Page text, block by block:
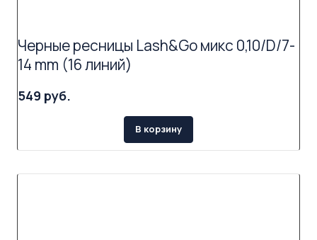
Черные ресницы Lash&Go микс 0,10/D/7-
14 mm (16 линий)
549 руб.
В корзину